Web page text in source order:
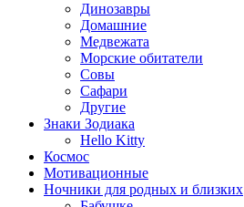
Динозавры
Домашние
Медвежата
Морские обитатели
Совы
Сафари
Другие
Знаки Зодиака
Hello Kitty
Космос
Мотивационные
Ночники для родных и близких